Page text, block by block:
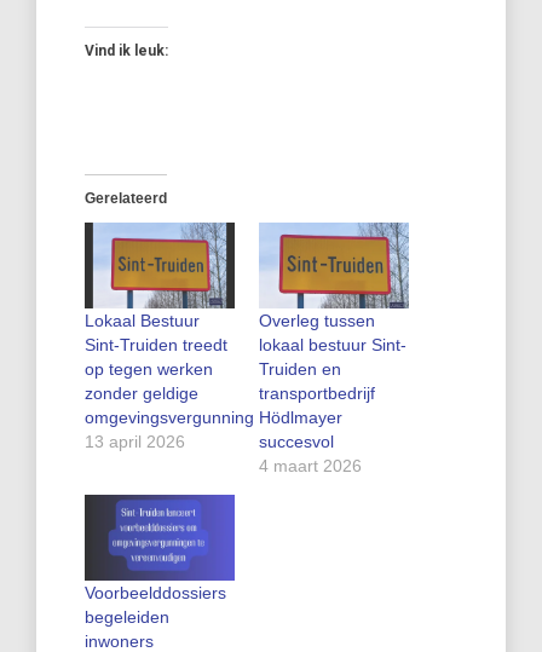
Vind ik leuk:
Gerelateerd
Lokaal Bestuur
Sint‑Truiden treedt
op tegen werken
zonder geldige
omgevingsvergunning
13 april 2026
Overleg tussen
lokaal bestuur Sint-
Truiden en
transportbedrijf
Hödlmayer
succesvol
4 maart 2026
Voorbeelddossiers
begeleiden
inwoners